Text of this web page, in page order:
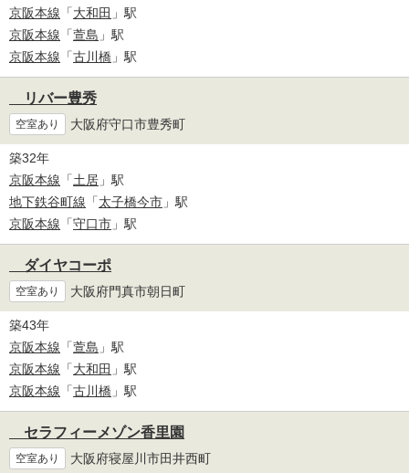
京阪本線 「大和田 」駅
京阪本線 「萱島 」駅
京阪本線 「古川橋 」駅
リバー豊秀
空室あり 大阪府守口市豊秀町
築32年
京阪本線 「土居 」駅
地下鉄谷町線 「太子橋今市 」駅
京阪本線 「守口市 」駅
ダイヤコーポ
空室あり 大阪府門真市朝日町
築43年
京阪本線 「萱島 」駅
京阪本線 「大和田 」駅
京阪本線 「古川橋 」駅
セラフィーメゾン香里園
空室あり 大阪府寝屋川市田井西町